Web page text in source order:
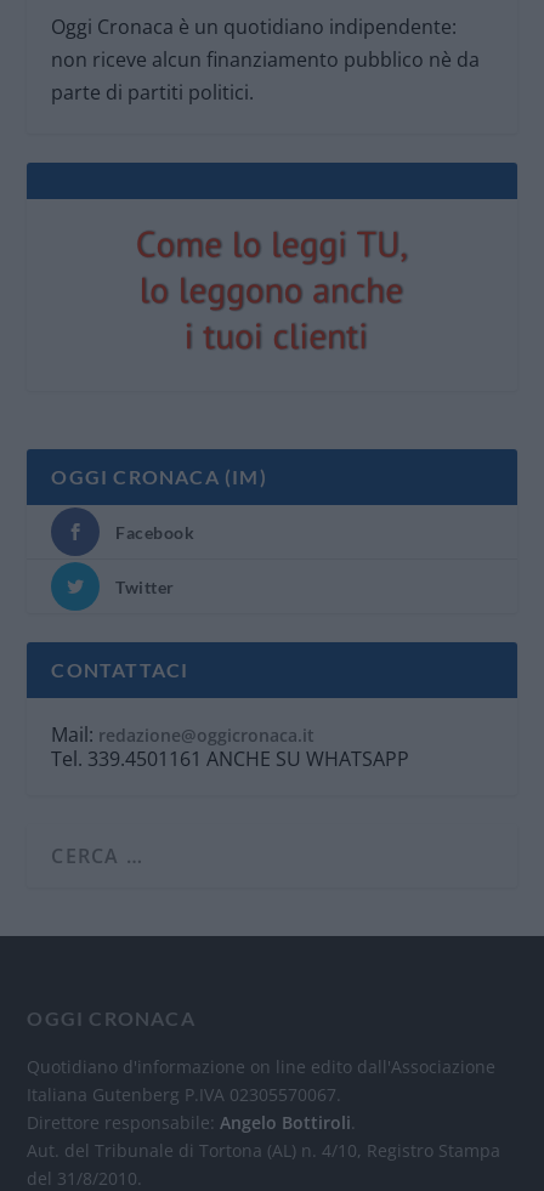
Oggi Cronaca è un quotidiano indipendente:
non riceve alcun finanziamento pubblico nè da
parte di partiti politici.
OGGI CRONACA (IM)
Facebook
Twitter
CONTATTACI
Mail: redazione@oggicronaca.it
Tel. 339.4501161 ANCHE SU WHATSAPP
OGGI CRONACA
Quotidiano d'informazione on line edito dall'Associazione
Italiana Gutenberg P.IVA 02305570067.
Direttore responsabile:Angelo Bottiroli
Aut. del Tribunale di Tortona (AL) n. 4/10, Registro Stampa
del 31/8/2010.